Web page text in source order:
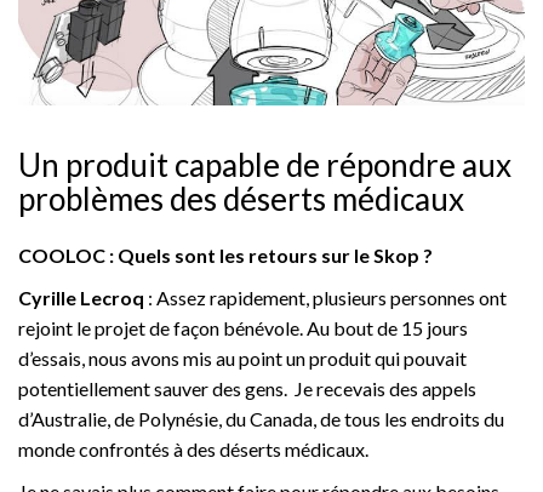
Un produit capable de répondre aux
problèmes des déserts médicaux
COOLOC : Quels sont les retours sur le Skop ?
Cyrille Lecroq : Assez rapidement, plusieurs personnes ont
rejoint le projet de façon bénévole. Au bout de 15 jours
d’essais, nous avons mis au point un produit qui pouvait
potentiellement sauver des gens. Je recevais des appels
d’Australie, de Polynésie, du Canada, de tous les endroits du
monde confrontés à des déserts médicaux.